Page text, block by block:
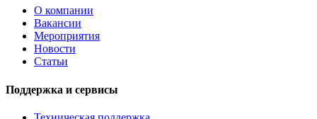
О компании
Вакансии
Мероприятия
Новости
Статьи
Поддержка и сервисы